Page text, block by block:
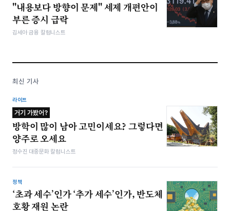
"내용보다 방향이 문제" 세제 개편안이
부른 증시 급락
김세아 금융 칼럼니스트
최신 기사
라이프
거기 가봤어?
방학이 많이 남아 고민이세요? 그렇다면
양주로 오세요
정수진 대중문화 칼럼니스트
정책
‘초과 세수’인가 ‘추가 세수’인가, 반도체
호황 재원 논란